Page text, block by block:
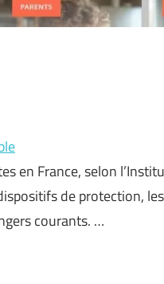
en France, selon
de protection,
courants. …